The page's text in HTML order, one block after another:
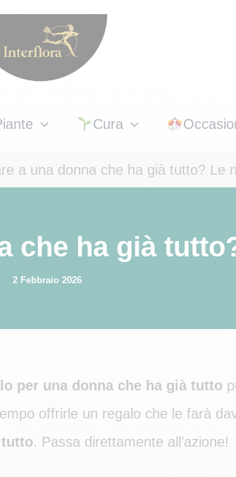
Cura
a una donna che ha già tutto? Le
che ha già
2 Febbraio 2026
per una donna che ha già tutto
offrirle un regalo che le farà
tutto. Passa direttamente all’azione!